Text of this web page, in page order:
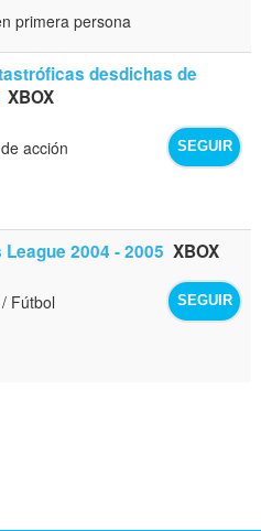
primera persona
desdichas de
XBOX
SEGUIR
acción
2004 - 2005 XBOX
SEGUIR
Fútbol